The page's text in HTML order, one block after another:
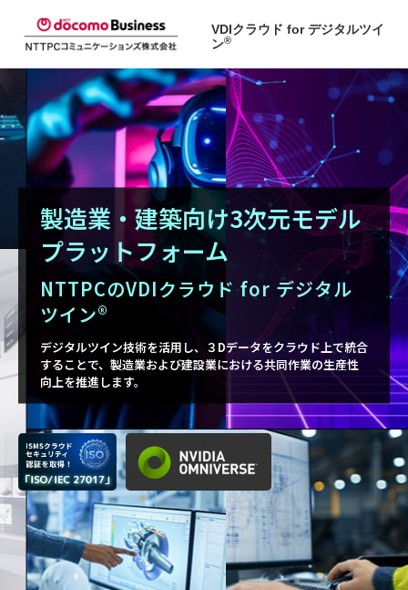
VDIクラウド for デジタルツイ
ン®
製造業・建築向け3次元モデル
プラットフォーム
NTTPCのVDIクラウド for デジタル
ツイン®
デジタルツイン技術を活用し、３Dデータをクラウド上で統合
することで、 製造業および建設業における共同作業の生産性
向上を推進します。